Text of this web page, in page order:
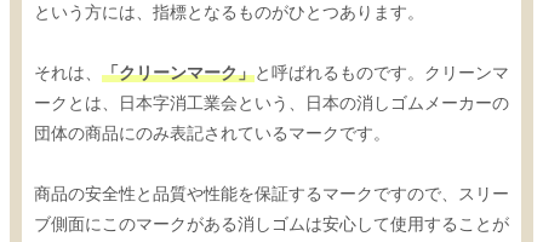
という方には、指標となるものがひとつあります。
それは、 「クリーンマーク」と呼ばれるものです。クリーンマ
ークとは、日本字消工業会という、日本の消しゴムメーカーの
団体の商品にのみ表記されているマークです。
商品の安全性と品質や性能を保証するマークですので、スリー
ブ側面にこのマークがある消しゴムは安心して使用することが